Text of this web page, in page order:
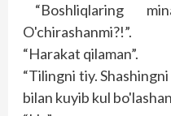
“Boshliqlaring
O'chirashanmi?!”.
“Harakat qilaman”.
“Tilingni tiy.
bilan kuyib kul